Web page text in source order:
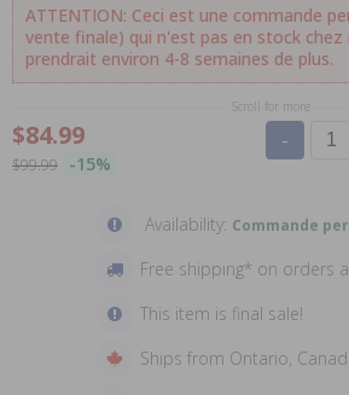
ATTENTION: Ceci est une commande
vente finale) qui n'est pas en stock chez
prendrait environ 4-8 semaines de plus.
Scroll for more
$84.99
$99.99 -15%
-
Availability: Commande
Free shipping* on orders
This item is final sale!
Ships from Ontario,